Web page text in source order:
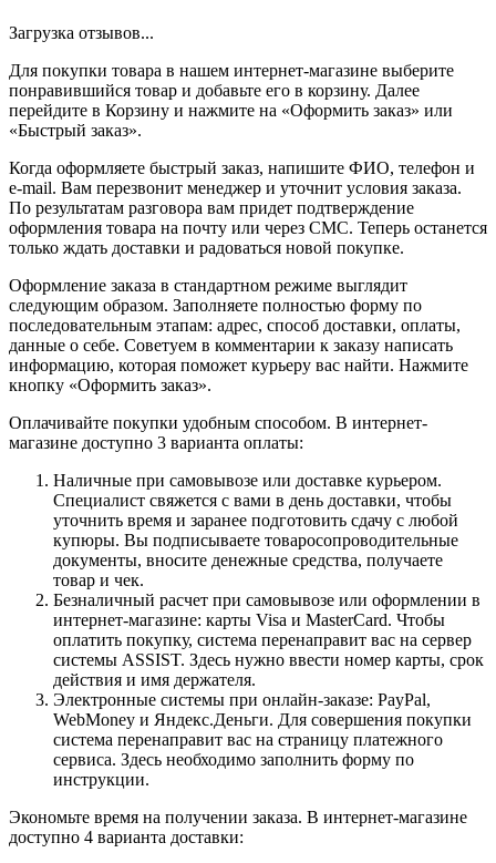
Загрузка отзывов...
Для покупки товара в нашем интернет-магазине выберите
понравившийся товар и добавьте его в корзину. Далее
перейдите в Корзину и нажмите на «Оформить заказ» или
«Быстрый заказ».
Когда оформляете быстрый заказ, напишите ФИО, телефон и
e-mail. Вам перезвонит менеджер и уточнит условия заказа.
По результатам разговора вам придет подтверждение
оформления товара на почту или через СМС. Теперь останется
только ждать доставки и радоваться новой покупке.
Оформление заказа в стандартном режиме выглядит
следующим образом. Заполняете полностью форму по
последовательным этапам: адрес, способ доставки, оплаты,
данные о себе. Советуем в комментарии к заказу написать
информацию, которая поможет курьеру вас найти. Нажмите
кнопку «Оформить заказ».
Оплачивайте покупки удобным способом. В интернет-
магазине доступно 3 варианта оплаты:
Наличные при самовывозе или доставке курьером.
Специалист свяжется с вами в день доставки, чтобы
уточнить время и заранее подготовить сдачу с любой
купюры. Вы подписываете товаросопроводительные
документы, вносите денежные средства, получаете
товар и чек.
Безналичный расчет при самовывозе или оформлении в
интернет-магазине: карты Visa и MasterCard. Чтобы
оплатить покупку, система перенаправит вас на сервер
системы ASSIST. Здесь нужно ввести номер карты, срок
действия и имя держателя.
Электронные системы при онлайн-заказе: PayPal,
WebMoney и Яндекс.Деньги. Для совершения покупки
система перенаправит вас на страницу платежного
сервиса. Здесь необходимо заполнить форму по
инструкции.
Экономьте время на получении заказа. В интернет-магазине
доступно 4 варианта доставки: